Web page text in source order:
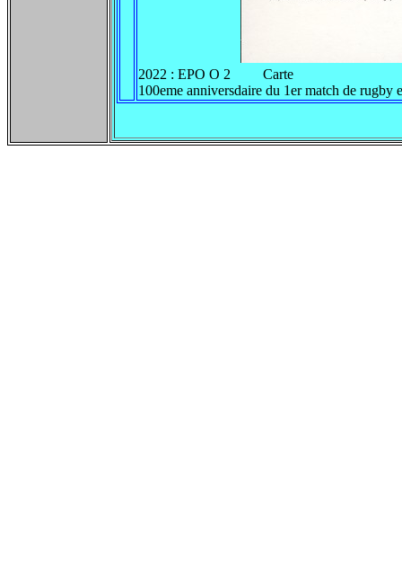
2022 : EPO O 2 Carte
100eme anniversdaire du 1er match de rugby